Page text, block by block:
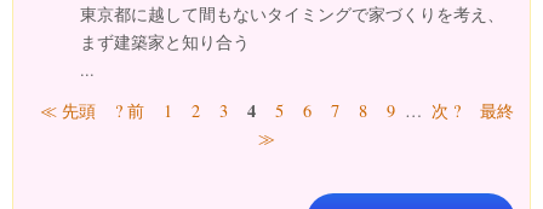
東京都に越して間もないタイミングで家づくりを考え、
まず建築家と知り合う
...
ページ
≪ 先頭 ? 前 1 2 3 4 5 6 7 8 9 … 次 ?
最終
≫